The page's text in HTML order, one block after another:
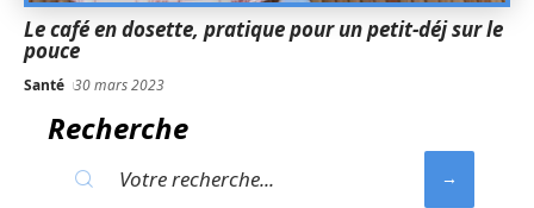
Le café en dosette, pratique pour un petit-déj sur le
pouce
Santé 30 mars 2023
Recherche